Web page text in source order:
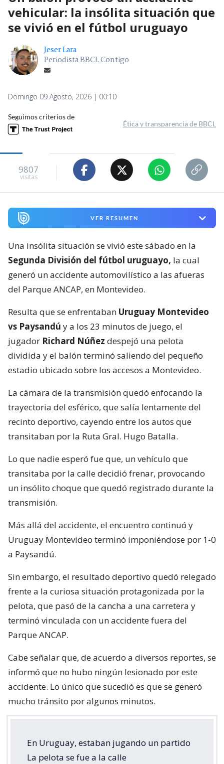
vehicular: la insólita situación que
se vivió en el fútbol uruguayo
Jeser Lara
Periodista BBCL Contigo
Domingo 09 Agosto, 2026 | 00:10
Seguimos criterios de
Ética y transparencia de BBCL
9807
visitas
VER RESUMEN
Una insólita situación se vivió este sábado en la
Segunda División del fútbol uruguayo, la cual
generó un accidente automovilístico a las afueras
del Parque ANCAP, en Montevideo.
Resulta que se enfrentaban Uruguay Montevideo
vs Paysandú y a los 23 minutos de juego, el
jugador Richard Núñez despejó una pelota
dividida y el balón terminó saliendo del pequeño
estadio ubicado sobre los accesos a Montevideo.
La cámara de la transmisión quedó enfocando la
trayectoria del esférico, que salía lentamente del
recinto deportivo, cayendo entre los autos que
transitaban por la Ruta Gral. Hugo Batalla.
Lo que nadie esperó fue que, un vehículo que
transitaba por la calle decidió frenar, provocando
un insólito choque que quedó registrado durante la
transmisión.
Más allá del accidente, el encuentro continuó y
Uruguay Montevideo terminó imponiéndose por 1-0
a Paysandú.
Sin embargo, el resultado deportivo quedó relegado
frente a la curiosa situación protagonizada por la
pelota, que pasó de la cancha a una carretera y
terminó vinculada con un accidente fuera del
Parque ANCAP.
Cabe señalar que, de acuerdo a diversos reportes, se
informó que no hubo ningún lesionado por este
accidente. Lo único que sucedió es que se generó
mucho tránsito por algunos minutos.
En Uruguay, estaban jugando un partido
La pelota se fue a la calle